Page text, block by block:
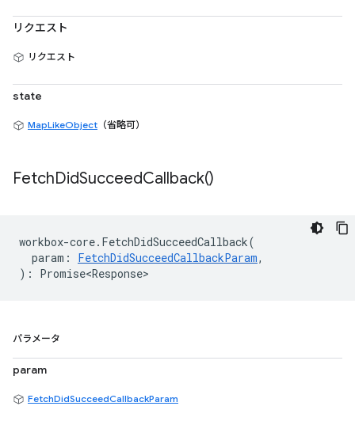
リクエスト
リクエスト
state
MapLikeObject （省略可）
FetchDidSucceedCallback()
workbox-core. FetchDidSucceedCallback(
param : FetchDidSucceedCallbackParam,
) : Promise<Response>
パラメータ
param
FetchDidSucceedCallbackParam